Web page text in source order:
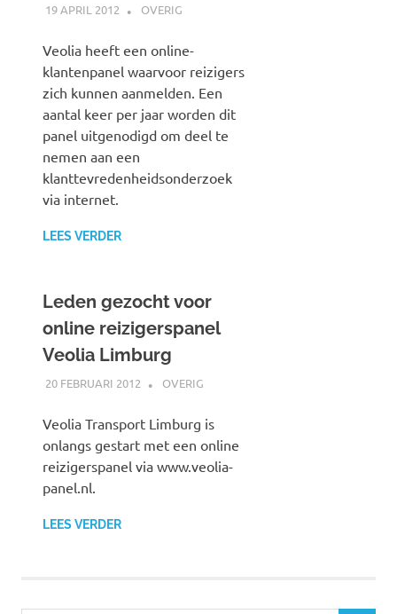
19 APRIL 2012 SPOORZOEKER
OVERIG
Veolia heeft een online-
klantenpanel waarvoor reizigers
zich kunnen aanmelden. Een
aantal keer per jaar worden dit
panel uitgenodigd om deel te
nemen aan een
klanttevredenheidsonderzoek
via internet.
LEES VERDER
Leden gezocht voor
online reizigerspanel
Veolia Limburg
20 FEBRUARI 2012 JOHAN
OVERIG
Veolia Transport Limburg is
onlangs gestart met een online
reizigerspanel via www.veolia-
panel.nl.
LEES VERDER